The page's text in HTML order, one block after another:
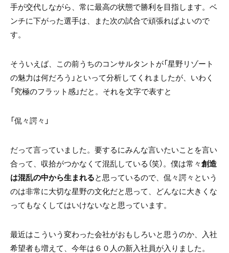
手が交代しながら、常に最高の状態で勝利を目指します。ベ
ンチに下がった選手は、また次の試合で頑張ればよいので
す。
そういえば、この前うちのコンサルタントが「星野リゾート
の魅力は何だろう」といって分析してくれましたが、いわく
「究極のフラット感」だと。それを文字で表すと
「侃々諤々」
だって言っていました。要するにみんな言いたいことを言い
合って、収拾がつかなくて混乱している（笑）。僕は常々創造
は混乱の中から生まれると思っているので、侃々諤々という
のは非常に大切な星野の文化だと思って、どんなに大きくな
ってもなくしてはいけないなと思っています。
最近はこういう変わった会社がおもしろいと思うのか、入社
希望者も増えて、今年は６０人の新入社員が入りました。